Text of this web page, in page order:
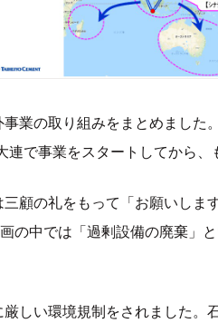
業の取り組みをまとめました
連で事業をスタートしてから、
顧の礼をもって「お願いしま
の中では「過剰設備の廃棄」
しい環境規制をされました